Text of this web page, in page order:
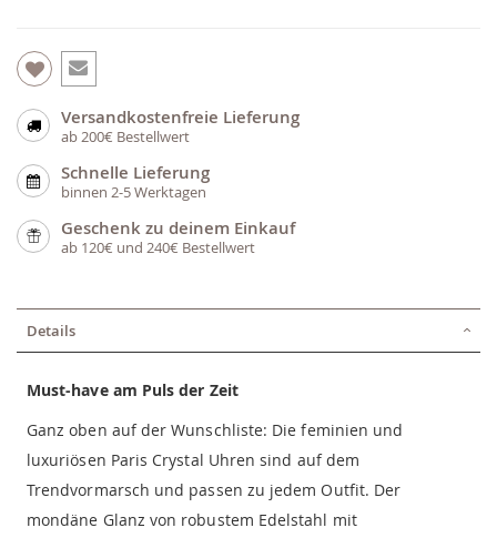
Versandkostenfreie Lieferung
ab 200€ Bestellwert
Schnelle Lieferung
binnen 2-5 Werktagen
Geschenk zu deinem Einkauf
ab 120€ und 240€ Bestellwert
Details
Must-have am Puls der Zeit
Ganz oben auf der Wunschliste: Die feminien und
luxuriösen Paris Crystal Uhren sind auf dem
Trendvormarsch und passen zu jedem Outfit. Der
mondäne Glanz von robustem Edelstahl mit